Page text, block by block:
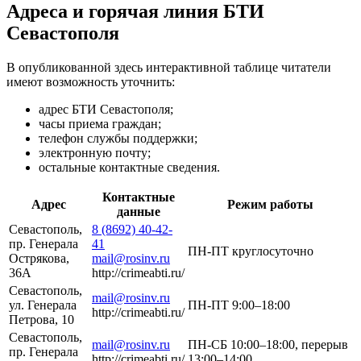
Адреса и горячая линия БТИ
Севастополя
В опубликованной здесь интерактивной таблице читатели
имеют возможность уточнить:
адрес БТИ Севастополя;
часы приема граждан;
телефон службы поддержки;
электронную почту;
остальные контактные сведения.
Адрес
Контактные
данные
Режим работы
Севастополь,
пр. Генерала
Острякова,
36А
8 (8692) 40-42-
41
mail@rosinv.ru
http://crimeabti.ru/
ПН-ПТ круглосуточно
Севастополь,
ул. Генерала
Петрова, 10
mail@rosinv.ru
http://crimeabti.ru/
ПН-ПТ 9:00–18:00
Севастополь,
пр. Генерала
mail@rosinv.ru
ПН-СБ 10:00–18:00, перерыв